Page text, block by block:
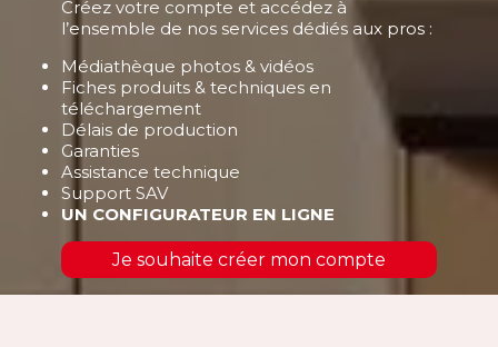
Créez votre compte et accédez à
l’ensemble de nos services dédiés aux pros :
Médiathèque photos & vidéos
Fiches produits & techniques en
téléchargement
Délais de production
Garanties
Assistance technique
Support SAV
UN CONFIGURATEUR EN LIGNE
Je souhaite créer mon compte